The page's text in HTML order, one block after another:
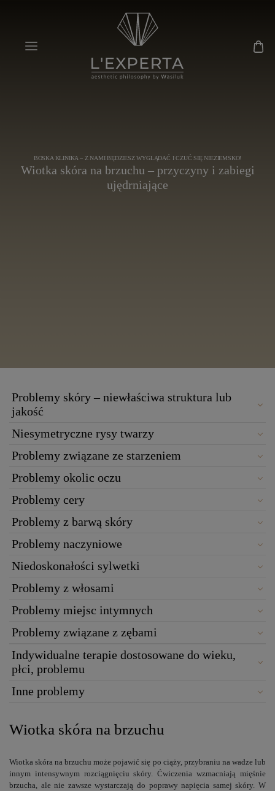
BOSKA KLINIKA – Z NAMI BĘDZIESZ WYGLĄDAĆ I CZUĆ SIĘ NIEZIEMSKO!
Wiotka skóra na brzuchu – przyczyny i zabiegi
ujędrniające
Problemy skóry – niewłaściwa struktura lub
jakość
Niesymetryczne rysy twarzy
Problemy związane ze starzeniem
Problemy okolic oczu
Problemy cery
Problemy z barwą skóry
Problemy naczyniowe
Niedoskonałości sylwetki
Problemy z włosami
Problemy miejsc intymnych
Problemy związane z zębami
Indywidualne terapie dostosowane do wieku,
płci, problemu
Inne problemy
Wiotka skóra na brzuchu
Wiotka skóra na brzuchu może pojawić się po ciąży, przybraniu na wadze lub
innym intensywnym rozciągnięciu skóry. Ćwiczenia wzmacniają mięśnie
brzucha, ale nie zawsze wystarczają do poprawy napięcia samej skóry. W